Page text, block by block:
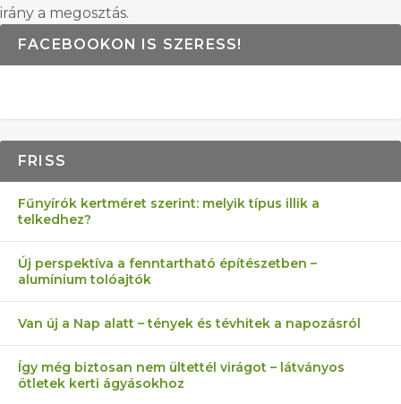
irány a megosztás.
FACEBOOKON IS SZERESS!
FRISS
Fűnyírók kertméret szerint: melyik típus illik a
telkedhez?
Új perspektíva a fenntartható építészetben –
alumínium tolóajtók
Van új a Nap alatt – tények és tévhitek a napozásról
Így még biztosan nem ültettél virágot – látványos
ötletek kerti ágyásokhoz